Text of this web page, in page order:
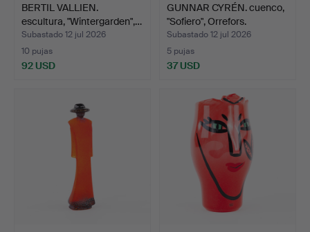
BERTIL VALLIEN.
escultura, "Wintergarden",…
Subastado 12 jul 2026
10 pujas
92 USD
GUNNAR CYRÉN. cuenco,
"Sofiero", Orrefors.
Subastado 12 jul 2026
5 pujas
37 USD